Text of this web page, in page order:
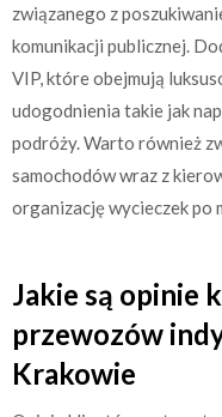
związanego z
komunikacji publicznej.
VIP, które obejmują
udogodnienia takie jak
podróży. Warto również
samochodów wraz z
organizację wycieczek po
Jakie są opinie
przewozów
Krakowie